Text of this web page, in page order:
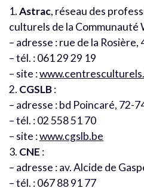
1.Astrac, réseau des
culturels de la Communauté
– adresse : rue de la
– tél. : 061 29 29 19
– site :
2. CGSLB:
– adresse : bd Poincaré, 72-
– tél. : 02 558 51 70
– site :www.cgslb.be
3. CNE :
– adresse : av. Alcide de
– tél. : 067 88 91 77